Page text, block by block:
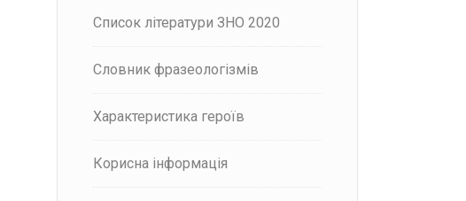
Список літератури ЗНО 2020
Словник фразеологізмів
Характеристика героїв
Корисна інформація